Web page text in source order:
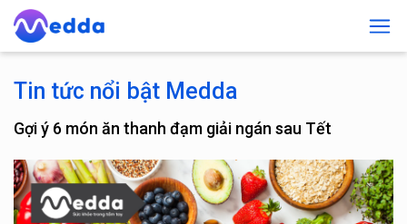
Tin tức nổi bật Medda
Gợi ý 6 món ăn thanh đạm giải ngán sau Tết